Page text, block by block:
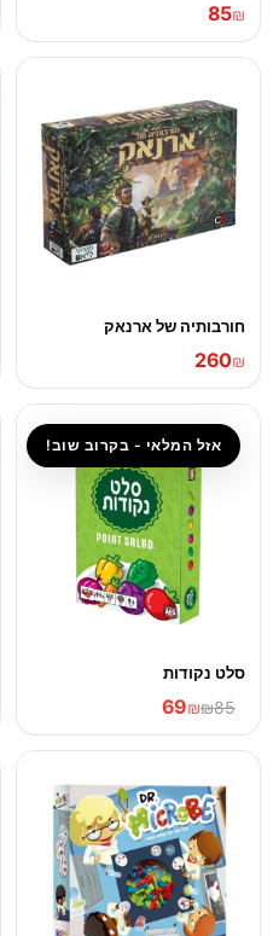
₪
85
חורבותיה של ארנאק
₪
260
אזל המלאי - בקרוב שוב!
סלט נקודות
₪85
₪
69